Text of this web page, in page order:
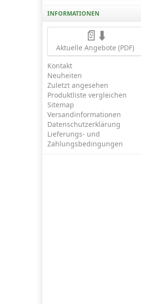
INFORMATIONEN
📄⬇️
Aktuelle Angebote (PDF)
Kontakt
Neuheiten
Zuletzt angesehen
Produktliste vergleichen
Sitemap
Versandinformationen
Datenschutzerklärung
Lieferungs- und
Zahlungsbedingungen